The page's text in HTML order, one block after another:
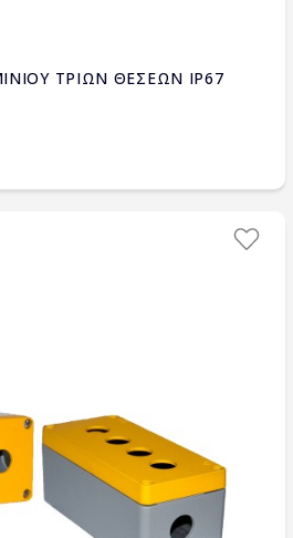
ΤΡΙΩΝ ΘΕΣΕΩΝ IP67